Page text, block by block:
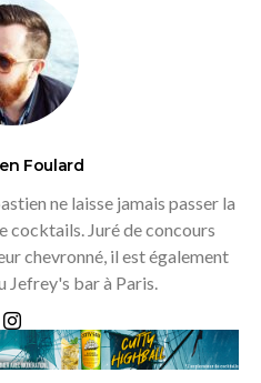
Foulard
ne laisse jamais passer la
cocktails. Juré de concours
chevronné, il est également
bar à Paris.